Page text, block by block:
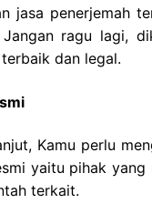
jasa penerjemah
ragu lagi,
dan legal.
Kamu perlu
yaitu pihak
terkait.